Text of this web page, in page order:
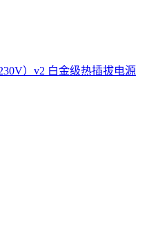
）v2 白金级热插拔电源